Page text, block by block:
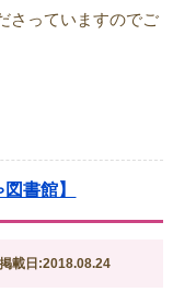
さっていますのでご
書館】
載日:2018.08.24